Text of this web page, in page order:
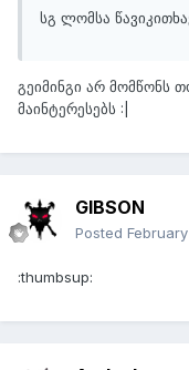
სგ ლომსა
გეიმინგი არ მომწონს
მაინტერესებს :|
GIBSON
Posted
:thumbsup: